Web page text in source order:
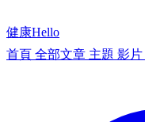
健康Hello
首頁 全部文章 主題 影片